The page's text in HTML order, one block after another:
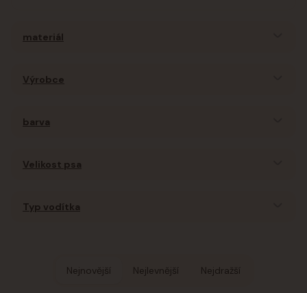
materiál
Výrobce
barva
Velikost psa
Typ vodítka
Nejnovější Nejlevnější Nejdražší